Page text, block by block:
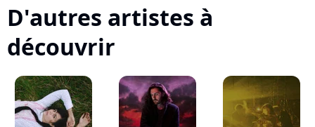
D'autres artistes à
découvrir